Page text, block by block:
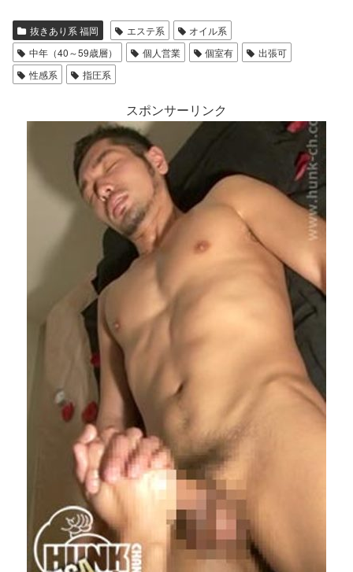
抜きあり系 福岡 エステ系
オイル系
中年（40～59歳層）
個人営業 個室有
出張可
性感系
指圧系
スポンサーリンク